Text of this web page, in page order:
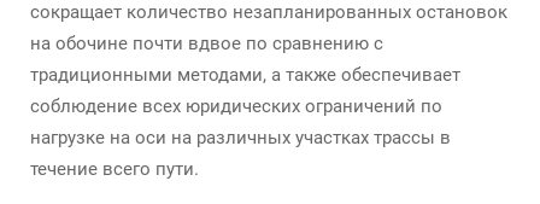
сокращает количество незапланированных остановок
на обочине почти вдвое по сравнению с
традиционными методами, а также обеспечивает
соблюдение всех юридических ограничений по
нагрузке на оси на различных участках трассы в
течение всего пути.